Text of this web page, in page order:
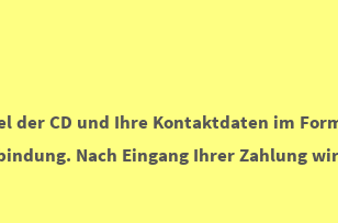
der CD und Ihre Kontaktdaten im
Nach Eingang Ihrer Zahlung